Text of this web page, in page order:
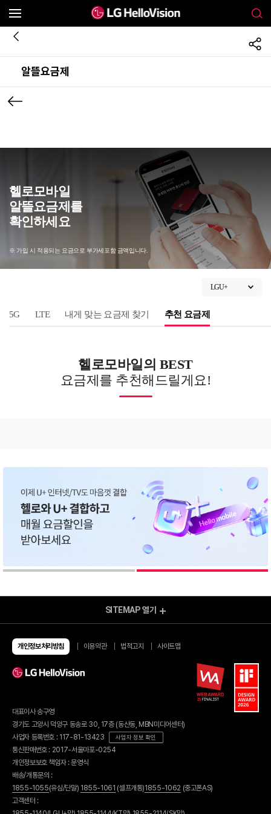
알뜰요금제
헬로모바일
알뜰요금제를
확인하세요
※ 가입 시 적용되는 요금으로 부가세포함 금액입니다.
LGU+
5G LTE 내게 맞는 요금제 찾기 추천 요금제
헬로모바일의 BEST
요금제를 추천해드릴게요!
알뜰요금제
유심/eSIM 요금제
유심구매
번개배송
eSIM 가이드
부가서비스
휴대폰기기
휴대폰 구매
휴대폰 요금제
휴대폰 공시지원금
휴대폰 가이드
알뜰인터넷
할인카드
헬로모바일 결합
SITEMAP 열기
개인정보처리방침 이용약관 법적고지 사이트맵
대표이사 송구영
경기도 고양시 덕양구 동송로 30, 17층 (동산동, MBN미디어센터)
사업자 등록번호 : 117-81-13423
사업자 정보 확인
통신판매번호 : 2017-서울마포-0254
개인정보보호 책임자 : 문영식
배송/개통문의 :
1855-1055(유심/단말) 1855-1061 (셀프개통)1855-1062 (중고폰AS)
고객센터 :